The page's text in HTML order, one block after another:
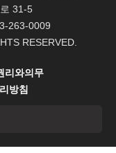
31-5
263-0009
RESERVED.
리와의무
방침